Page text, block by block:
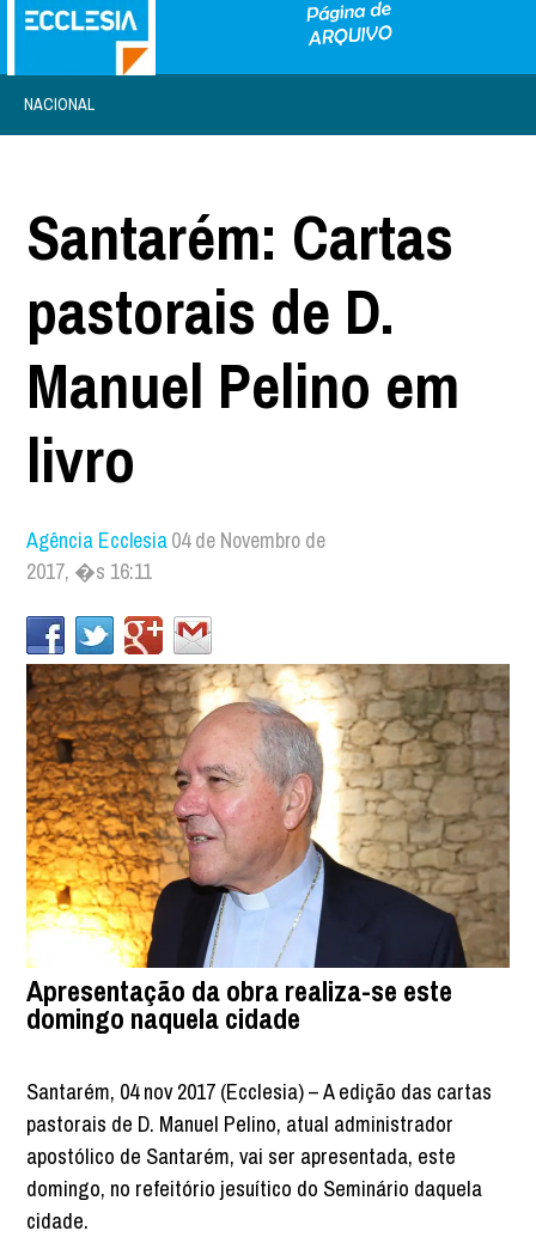
NACIONAL
Santarém: Cartas
pastorais de D.
Manuel Pelino em
livro
Agência Ecclesia04 de Novembro de
2017, �s 16:11
Apresentação da obra realiza-se este
domingo naquela cidade
Santarém, 04 nov 2017 (Ecclesia) – A edição das cartas
pastorais de D. Manuel Pelino, atual administrador
apostólico de Santarém, vai ser apresentada, este
domingo, no refeitório jesuítico do Seminário daquela
cidade.